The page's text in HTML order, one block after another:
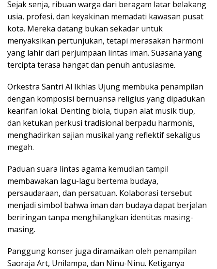
Sejak senja, ribuan warga dari beragam latar belakang
usia, profesi, dan keyakinan memadati kawasan pusat
kota. Mereka datang bukan sekadar untuk
menyaksikan pertunjukan, tetapi merasakan harmoni
yang lahir dari perjumpaan lintas iman. Suasana yang
tercipta terasa hangat dan penuh antusiasme.
Orkestra Santri Al Ikhlas Ujung membuka penampilan
dengan komposisi bernuansa religius yang dipadukan
kearifan lokal. Denting biola, tiupan alat musik tiup,
dan ketukan perkusi tradisional berpadu harmonis,
menghadirkan sajian musikal yang reflektif sekaligus
megah.
Paduan suara lintas agama kemudian tampil
membawakan lagu-lagu bertema budaya,
persaudaraan, dan persatuan. Kolaborasi tersebut
menjadi simbol bahwa iman dan budaya dapat berjalan
beriringan tanpa menghilangkan identitas masing-
masing.
Panggung konser juga diramaikan oleh penampilan
Saoraja Art, Unilampa, dan Ninu-Ninu. Ketiganya